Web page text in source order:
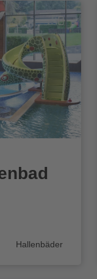
Kategorie
Hallenbäder